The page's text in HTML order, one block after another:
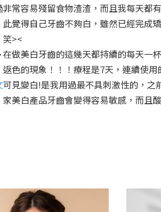
非常容易殘留食物渣渣，而且我每天都
此覺得自己牙齒不夠白，雖然已經完成
笑><
在做美白牙齒的這幾天都持續的每天一
返色的現象！！！療程是7天，連續使用
可見變白!是我用過最不具刺激性的，之
家美白產品牙齒會變得容易敏感，而且